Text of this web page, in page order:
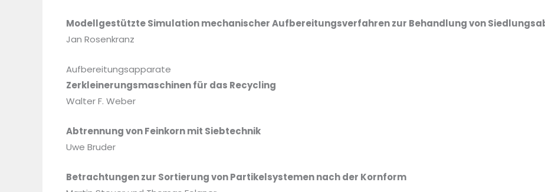
Modellgestützte Simulation mechanischer Aufbereitungsverfahren zur Behandlung von
Jan Rosenkranz
Aufbereitungsapparate
Zerkleinerungsmaschinen für das Recycling
Walter F. Weber
Abtrennung von Feinkorn mit Siebtechnik
Uwe Bruder
Betrachtungen zur Sortierung von Partikelsystemen nach der Kornform